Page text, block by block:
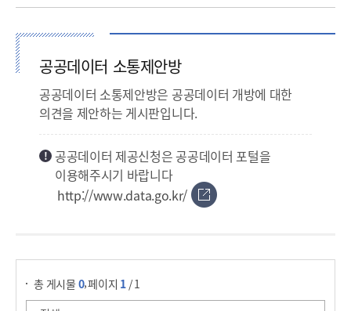
공공데이터 소통제안방
공공데이터 소통제안방은 공공데이터 개방에 대한
의견을 제안하는 게시판입니다.
공공데이터 제공신청은 공공데이터 포털을
이용해주시기 바랍니다
http://www.data.go.kr/
게시물 검색
총 게시물0,페이지 1 / 1